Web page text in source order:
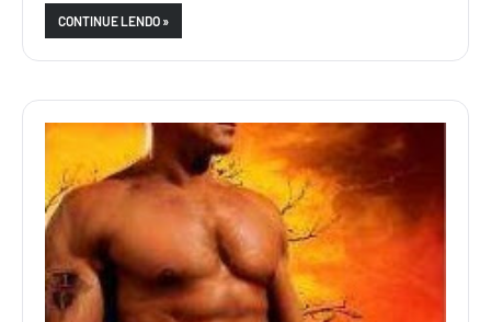
CONTINUE LENDO »